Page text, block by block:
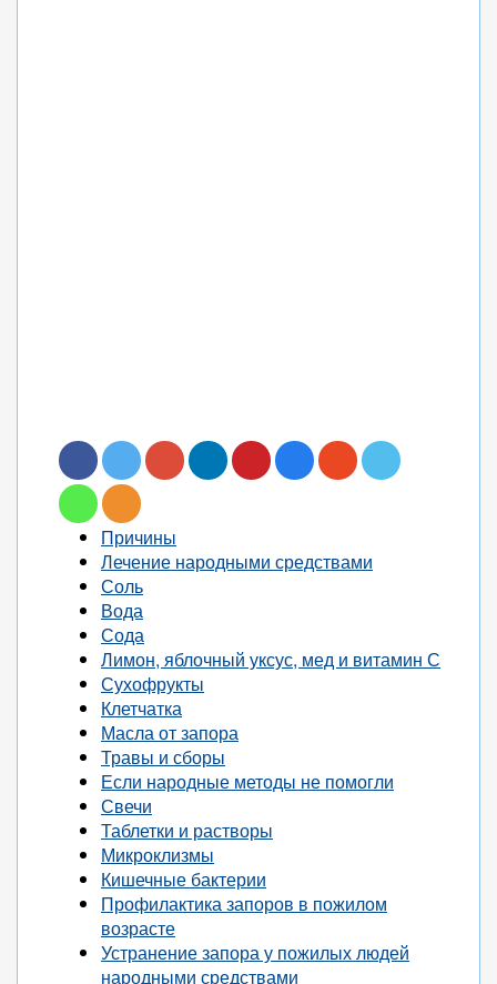
Причины
Лечение народными средствами
Соль
Вода
Сода
Лимон, яблочный уксус, мед и витамин С
Сухофрукты
Клетчатка
Масла от запора
Травы и сборы
Если народные методы не помогли
Свечи
Таблетки и растворы
Микроклизмы
Кишечные бактерии
Профилактика запоров в пожилом
возрасте
Устранение запора у пожилых людей
народными средствами